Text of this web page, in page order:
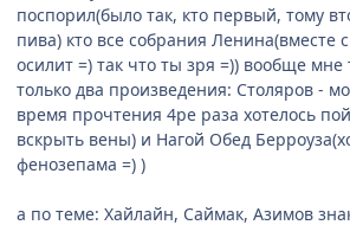
поспорил(было так, кто первый, тому
пива) кто все собрания Ленина(вместе
осилит =) так что ты зря =)) вообще мне
только два произведения: Столяров -
время прочтения 4ре раза хотелось
вскрыть вены) и Нагой Обед
фенозепама =) )
а по теме: Хайлайн, Саймак, Азимов